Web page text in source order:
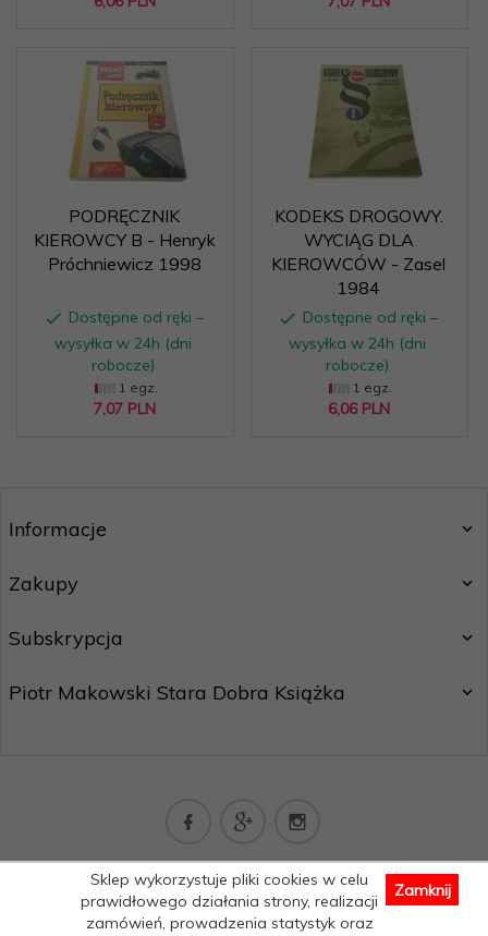
PODRĘCZNIK
KIEROWCY B - Henryk
Próchniewicz 1998
Dostępne od ręki –
wysyłka w 24h (dni
robocze)
1 egz.
7,07 PLN
KODEKS DROGOWY.
WYCIĄG DLA
KIEROWCÓW - Zasel
1984
Dostępne od ręki –
wysyłka w 24h (dni
robocze)
1 egz.
6,06 PLN
Informacje
Zakupy
Subskrypcja
Piotr Makowski Stara Dobra Książka
kontakt@staradobraksiazka.pl
Informacja o cookies | sklep internetowy RedCart.pl
Sklep wykorzystuje pliki cookies w celu
prawidłowego działania strony, realizacji
zamówień, prowadzenia statystyk oraz
Zamknij